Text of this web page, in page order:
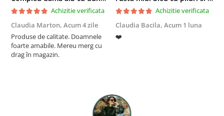
Achizitie verificata
Claudia Marton, Acum 4 zile
Produse de calitate. Doamnele
foarte amabile. Mereu merg cu
drag în magazin.
Achizitie verificata
Claudia Bacila, Acum 1 luna
❤️